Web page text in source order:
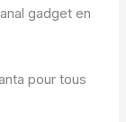
gadget en
pour tous